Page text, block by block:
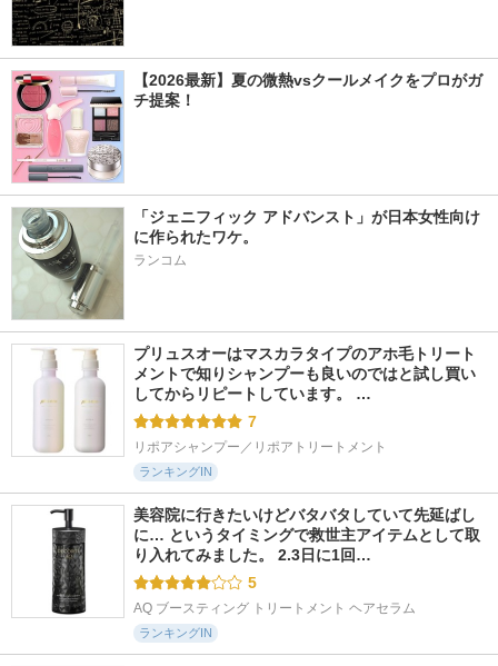
【2026最新】夏の微熱vsクールメイクをプロがガ
チ提案！
「ジェニフィック アドバンスト」が日本女性向け
に作られたワケ。
ランコム
プリュスオーはマスカラタイプのアホ毛トリート
メントで知りシャンプーも良いのではと試し買い
してからリピートしています。 …
7
リポアシャンプー／リポアトリートメント
ランキングIN
美容院に行きたいけどバタバタしていて先延ばし
に… というタイミングで救世主アイテムとして取
り入れてみました。 2.3日に1回…
5
AQ ブースティング トリートメント ヘアセラム
ランキングIN